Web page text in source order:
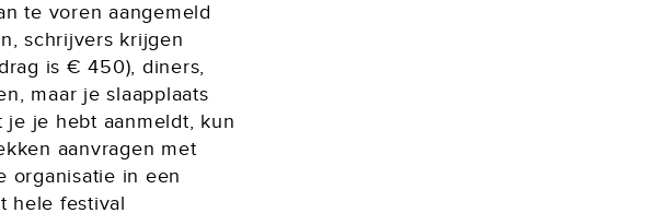
te voren aangemeld
schrijvers krijgen
is € 450), diners,
maar je slaapplaats
je hebt aanmeldt, kun
aanvragen met
organisatie in een
hele festival